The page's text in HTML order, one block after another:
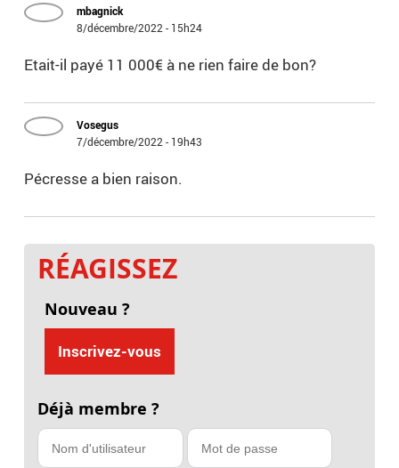
mbagnick
8/décembre/2022 - 15h24
Etait-il payé 11 000€ à ne rien faire de bon?
Vosegus
7/décembre/2022 - 19h43
Pécresse a bien raison.
RÉAGISSEZ
Nouveau ?
Inscrivez-vous
Déjà membre ?